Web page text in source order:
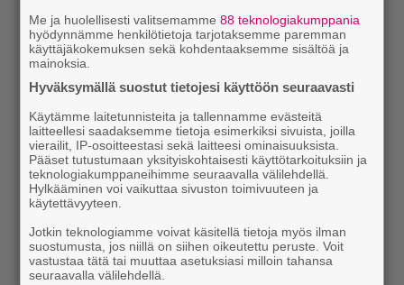
Me ja huolellisesti valitsemamme88 teknologiakumppania
hyödynnämme henkilötietoja tarjotaksemme paremman
käyttäjäkokemuksen sekä kohdentaaksemme sisältöä ja
mainoksia.
Hyväksymällä suostut tietojesi käyttöön seuraavasti
Käytämme laitetunnisteita ja tallennamme evästeitä
laitteellesi saadaksemme tietoja esimerkiksi sivuista, joilla
vierailit, IP-osoitteestasi sekä laitteesi ominaisuuksista.
Pääset tutustumaan yksityiskohtaisesti käyttötarkoituksiin ja
teknologiakumppaneihimme seuraavalla välilehdellä.
Hylkääminen voi vaikuttaa sivuston toimivuuteen ja
käytettävyyteen.
Jotkin teknologiamme voivat käsitellä tietoja myös ilman
suostumusta, jos niillä on siihen oikeutettu peruste. Voit
vastustaa tätä tai muuttaa asetuksiasi milloin tahansa
seuraavalla välilehdellä.